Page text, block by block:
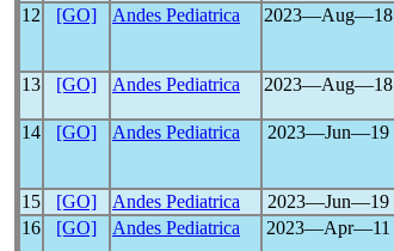
12
[GO] Andes Pediatrica 2023―Aug―18
13 [GO] Andes Pediatrica 2023―Aug―18
14 [GO] Andes Pediatrica 2023―Jun―19
15
[GO] Andes Pediatrica 2023―Jun―19
16
[GO] Andes Pediatrica 2023―Apr―11